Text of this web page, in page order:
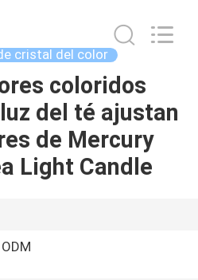
cristal del color
coloridos
del té ajustan
de Mercury
Light Candle